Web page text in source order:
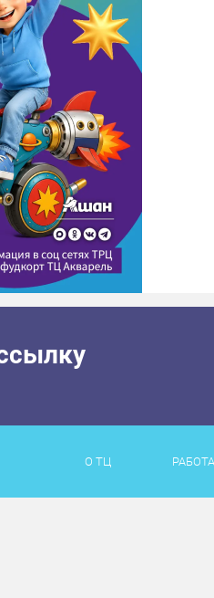
О ТЦ